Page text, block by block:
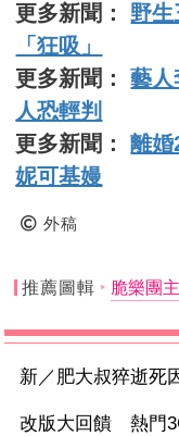
更多新聞： 野
「狂吸」
更多新聞：藝人
人恐輕判
更多新聞：離婚
妮可基嫚
外稿
推薦圖輯 脆樂團
新／肥大叔猝逝
改版大回饋 熱門